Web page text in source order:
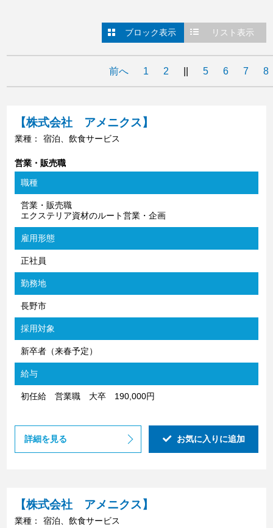
ブロック表示 リスト表示
前へ 1 2 5 6 7 8
【株式会社 アメニクス】
業種： 宿泊、飲食サービス
営業・販売職
職種
営業・販売職
エクステリア資材のルート営業・企画
雇用形態
正社員
勤務地
長野市
採用対象
新卒者（来春予定）
給与
初任給 営業職 大卒 190,000円
詳細を見る お気に入りに追加
【株式会社 アメニクス】
業種： 宿泊、飲食サービス